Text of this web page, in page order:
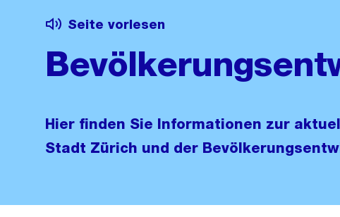
Seite vorlesen
Hier finden Sie Informationen zur
Stadt Zürich und der